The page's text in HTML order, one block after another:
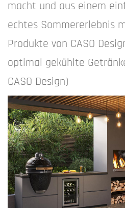
macht und aus einem
echtes Sommererlebnis
Produkte von CASO
optimal gekühlte
CASO Design)